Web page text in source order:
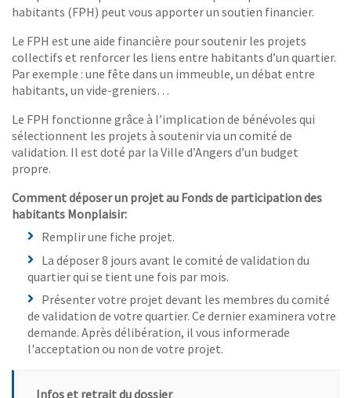
habitants (FPH) peut vous apporter un soutien financier.
Le FPH est une aide financière pour soutenir les projets
collectifs et renforcer les liens entre habitants d’un quartier.
Par exemple : une fête dans un immeuble, un débat entre
habitants, un vide-greniers…
Le FPH fonctionne grâce à l’implication de bénévoles qui
sélectionnent les projets à soutenir via un comité de
validation. Il est doté par la Ville d’Angers d’un budget
propre.
Comment déposer un projet au Fonds de participation des
habitants Monplaisir:
Remplir une fiche projet.
La déposer 8 jours avant le comité de validation du
quartier qui se tient une fois par mois.
Présenter votre projet devant les membres du comité
de validation de votre quartier. Ce dernier examinera votre
demande. Après délibération, il vous informerade
l'acceptation ou non de votre projet.
Infos et retrait du dossier